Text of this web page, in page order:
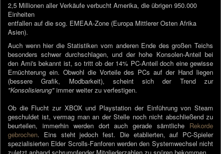
2,5 Millionen aller Verkäufe verbucht Amerika, die übrigen 950.000
Einheiten
entfallen auf die sog. EMEAA-Zone (Europa Mittlerer Osten Afrika
Asien).
Auch wenn hier die Statistiken vom anderen Ende des großen Teichs
besonders schwer durchschlagen, und der hohe Konsolen-Anteil bei
den Ami's bekannt ist, so tritt ob der 14% PC-Anteil doch eine gewisse
Ernüchterung ein. Obwohl die Vorteile des PCs auf der Hand liegen
(bessere Grafik, Modbarkeit), scheint sich der Trend zur
"Konsolisierung"immer weiter zu verfestigen.
Ob die Flucht zur XBOX und Playstation der Einführung von Steam
geschuldet ist, vermag man an der Stelle noch nicht abschließend zu
beurteilen, immerhin werden dort auch gerade sämtliche Rekorde
gebrochen. Eins steht jedoch fest. Die etablierten, auf PC-Spieler
spezialisierten Elder Scrolls-Fanforen werden den Systemwechsel nicht